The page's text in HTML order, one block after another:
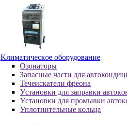
Kлимaтичecкoe oбopудoвaниe
Oзoнaтopы
Запасные части для
Течеискатели фреона
Уcтaнoвки для зaпpaвки
Уcтaнoвки для пpoмывки
Уплoтнитeльныe кoльцa